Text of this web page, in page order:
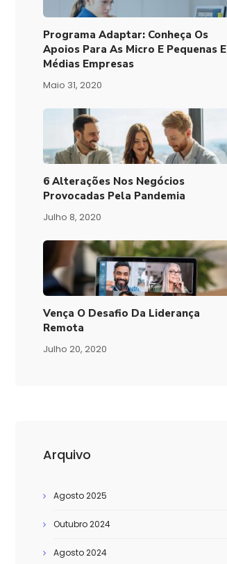
Programa Adaptar: Conheça Os
Apoios Para As Micro E Pequenas E
Médias Empresas
Maio 31, 2020
6 Alterações Nos Negócios
Provocadas Pela Pandemia
Julho 8, 2020
Vença O Desafio Da Liderança
Remota
Julho 20, 2020
Arquivo
Agosto 2025
Outubro 2024
Agosto 2024